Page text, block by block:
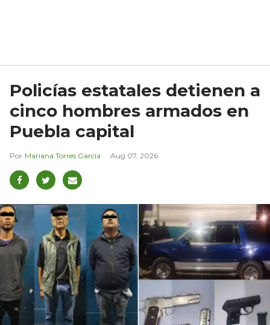
Policías estatales detienen a
cinco hombres armados en
Puebla capital
Mariana Torres García Aug 07, 2026